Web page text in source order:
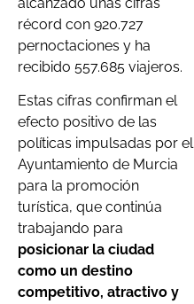
récord con 920.727
pernoctaciones y ha
recibido 557.685 viajeros.
Estas cifras confirman el
efecto positivo de las
políticas impulsadas por el
Ayuntamiento de Murcia
para la promoción
turística, que continúa
trabajando para
posicionar la ciudad
como un destino
competitivo, atractivo y